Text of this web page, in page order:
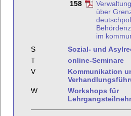
158
über
im
S
Sozial- und
T
online-Seminare
V
Kommunikation
W
Workshops für